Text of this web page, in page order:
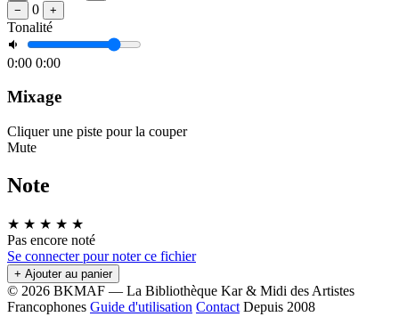
−
0 +
Tonalité
0:00 0:00
Mixage
Cliquer une piste pour la couper
Mute
Note
★ ★ ★ ★ ★
Pas encore noté
Se connecter pour noter ce fichier
+ Ajouter au panier
© 2026 BKMAF — La Bibliothèque Kar & Midi des Artistes
Francophones Guide d'utilisation Contact Depuis 2008